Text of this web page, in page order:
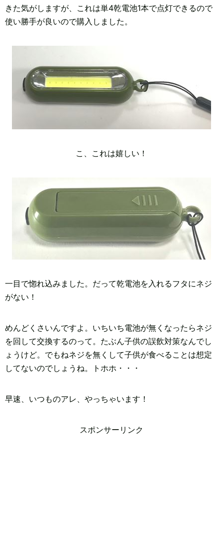
きた気がしますが、これは単4乾電池1本で点灯できるので
使い勝手が良いので購入しました。
こ、これは嬉しい！
一目で惚れ込みました。だって乾電池を入れるフタにネジ
がない！
めんどくさいんですよ。いちいち電池が無くなったらネジ
を回して交換するのって。たぶん子供の誤飲対策なんでし
ょうけど。でもねネジを無くして子供が食べることは想定
してないのでしょうね。トホホ・・・
早速、いつものアレ、やっちゃいます！
スポンサーリンク